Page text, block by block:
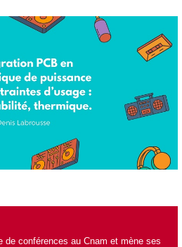
conférences au Cnam et mène ses